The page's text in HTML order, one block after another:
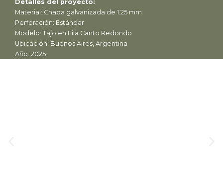
Detalles del proyecto:
Material: Chapa galvanizada de 1.25 mm
Perforación: Estándar
Modelo: Tajo en Fila Canto Redondo
Ubicación: Buenos Aires, Argentina
Año: 2025